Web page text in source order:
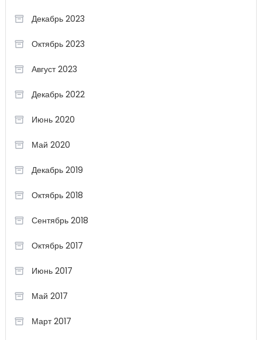
Декабрь 2023
Октябрь 2023
Август 2023
Декабрь 2022
Июнь 2020
Май 2020
Декабрь 2019
Октябрь 2018
Сентябрь 2018
Октябрь 2017
Июнь 2017
Май 2017
Март 2017